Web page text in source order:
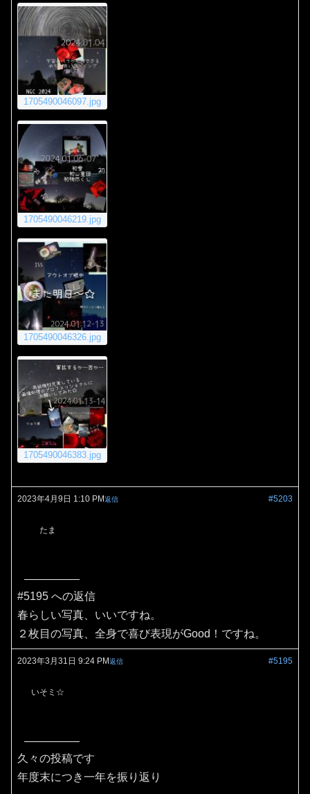
1705490046097.jpg
1705490046219.jpg
1705490046326.jpg
1705490046383.jpg
2023年4月9日 1:10 PM #5203
返信
たま
#5195 への返信
春らしい写真、いいですね。
２枚目の写真、全身で喜び表現がGood！ですね。
2023年3月31日 9:24 PM #5195
返信
いそミ☆
久々の投稿です
年度末につき一年を振り返り